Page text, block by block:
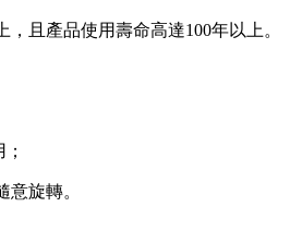
，且產品使用壽命高達100年以上。
旋轉。